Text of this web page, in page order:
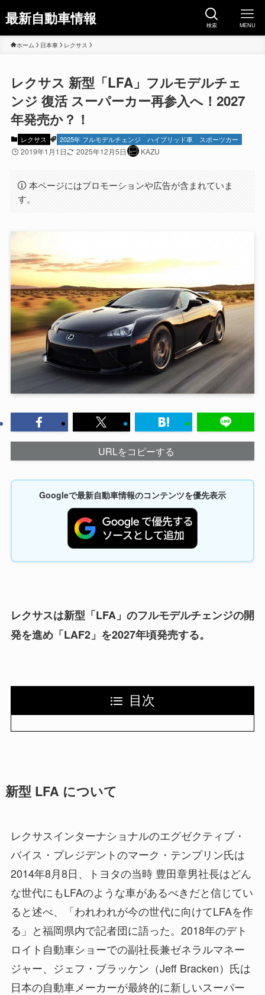
最新自動車情報 検索 MENU
ホーム 日本車 レクサス
レクサス 新型「LFA」フルモデルチェ
ンジ 復活 スーパーカー再参入へ！2027
年発売か？！
レクサス 2025年 フルモデルチェンジ ハイブリッド車 スポーツカー
2019年1月1日 2025年12月5日 KAZU
本ページにはプロモーションや広告が含まれていま
す。
URLをコピーする
Googleで最新自動車情報のコンテンツを優先表示
レクサスは新型「LFA」のフルモデルチェンジの開
発を進め「LAF2」を2027年頃発売する。
目次
新型 LFA について
レクサスインターナショナルのエグゼクティブ・
バイス・プレジデントのマーク・テンプリン氏は
2014年8月8日、トヨタの当時 豊田章男社長はどん
な世代にもLFAのような車があるべきだと信じてい
ると述べ、「われわれが今の世代に向けてLFAを作
る」と福岡県内で記者団に語った。2018年のデト
ロイト自動車ショーでの副社長兼ゼネラルマネー
ジャー、ジェフ・ブラッケン（Jeff Bracken）氏は
日本の自動車メーカーが最終的に新しいスーパー